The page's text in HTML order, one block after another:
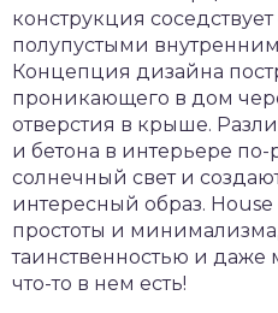
конструкция
полупустыми
Концепция дизайна
проникающего в дом
отверстия в крыше.
и бетона в интерьере
солнечный свет и
интересный образ. House
простоты и
таинственностью и даже
что-то в нем есть!